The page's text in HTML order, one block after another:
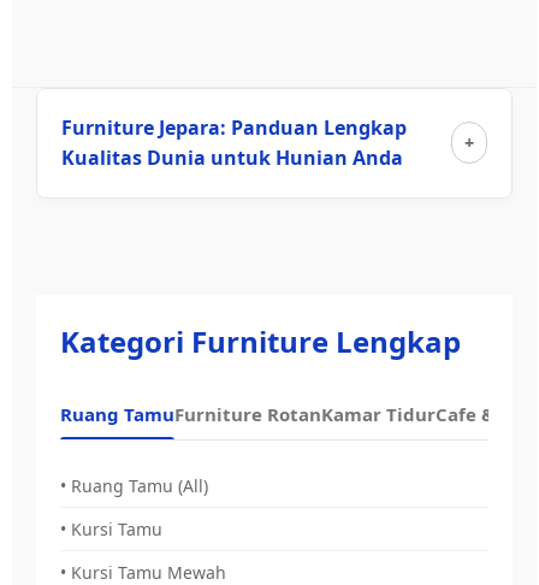
Furniture Jepara: Panduan Lengkap
Kualitas Dunia untuk Hunian Anda
Kategori Furniture Lengkap
Ruang TamuFurniture RotanKamar TidurCafe &
• Ruang Tamu (All)
• Kursi Tamu
• Kursi Tamu Mewah